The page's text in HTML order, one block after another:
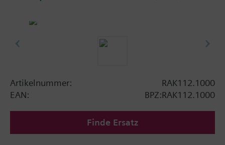
Artikelnummer:
RAK112.1000
EAN:
BPZ:RAK112.1000
Finde Ersatz